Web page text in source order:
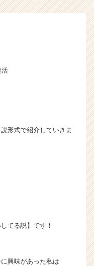
活
形式で紹介していきま
てる説】です！
興味があった私は